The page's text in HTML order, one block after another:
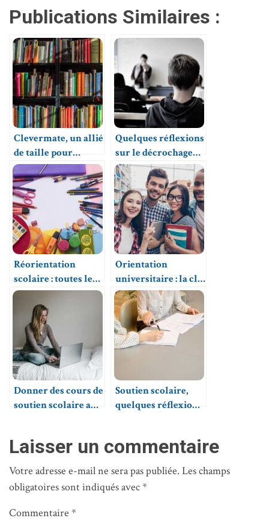
Publications Similaires :
Clevermate, un allié
de taille pour
assurer la réussite
éducative de votre
enfant
Quelques réflexions
sur le décrochage
scolaire
Réorientation
scolaire : toutes les
questions à se poser
avant de changer de
voie
Orientation
universitaire : la clé
de voûte d’une vie
étudiante épanouie
Donner des cours de
soutien scolaire aux
Soutien scolaire,
quelques réflexions
Laisser un commentaire
Votre adresse e-mail ne sera pas publiée. Les champs
obligatoires sont indiqués avec*
Commentaire *